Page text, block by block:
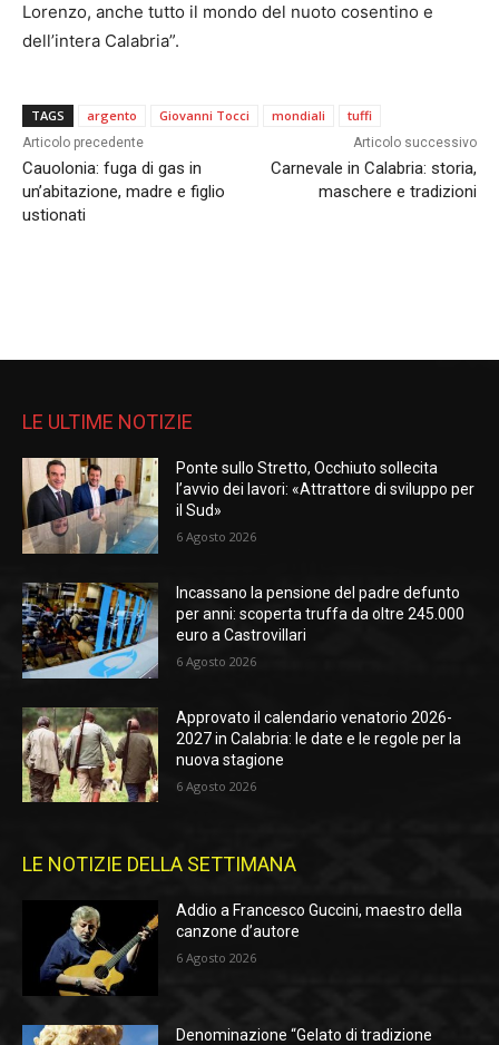
Lorenzo, anche tutto il mondo del nuoto cosentino e
dell’intera Calabria”.
TAGS argento Giovanni Tocci mondiali tuffi
Articolo precedente
Cauolonia: fuga di gas in
un’abitazione, madre e figlio
ustionati
Articolo successivo
Carnevale in Calabria: storia,
maschere e tradizioni
LE ULTIME NOTIZIE
Ponte sullo Stretto, Occhiuto sollecita
l’avvio dei lavori: «Attrattore di sviluppo per
il Sud»
6 Agosto 2026
Incassano la pensione del padre defunto
per anni: scoperta truffa da oltre 245.000
euro a Castrovillari
6 Agosto 2026
Approvato il calendario venatorio 2026-
2027 in Calabria: le date e le regole per la
nuova stagione
6 Agosto 2026
LE NOTIZIE DELLA SETTIMANA
Addio a Francesco Guccini, maestro della
canzone d’autore
6 Agosto 2026
Denominazione “Gelato di tradizione